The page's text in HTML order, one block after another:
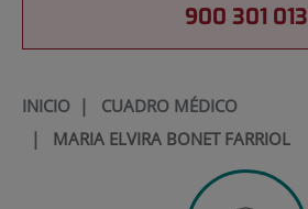
900 301 013
INICIO| CUADRO MÉDICO
| MARIA ELVIRA BONET FARRIOL